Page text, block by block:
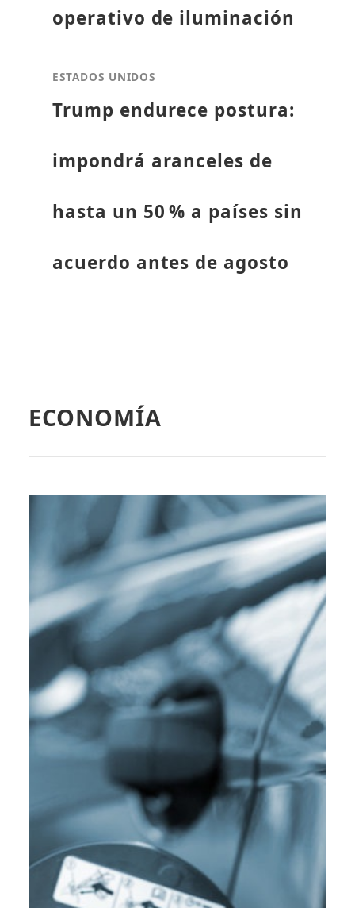
operativo de iluminación
ESTADOS UNIDOS
Trump endurece postura:
impondrá aranceles de
hasta un 50 % a países sin
acuerdo antes de agosto
ECONOMÍA